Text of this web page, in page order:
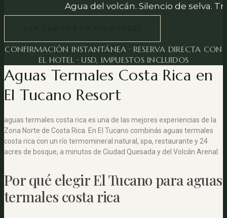
Agua del volcán. Silencio de selva.
CONFIRMACIÓN INSTANTÁNEA · RESERVA DIRECTA CON
EL HOTEL · USD, IMPUESTOS INCLUIDOS
Aguas Termales Costa Rica en
El Tucano Resort
aguas termales costa rica es una de las mejores experiencias de la
Zona Norte de Costa Rica. En El Tucano combinás aguas termales
costa rica con un río termomineral natural, spa, restaurante y 24
acres de bosque, a minutos de Ciudad Quesada y del Volcán Arenal.
Por qué elegir El Tucano para aguas
termales costa rica